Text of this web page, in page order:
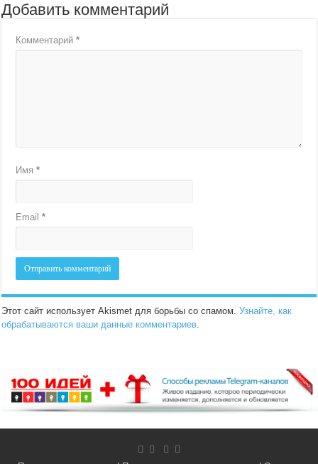
Добавить комментарий
Комментарий*
Имя*
Email*
Этот сайт использует Akismet для борьбы со спамом.Узнайте, как
обрабатываются ваши данные комментариев.